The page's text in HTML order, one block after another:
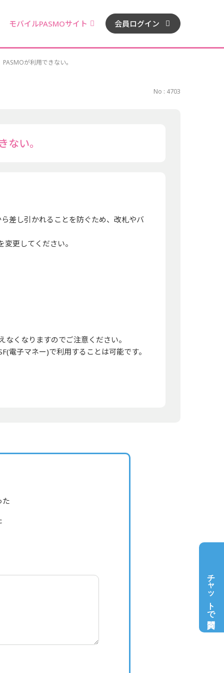
モバイルPASMOサイト 会員ログイン
チャットで質問
が利用できない。
No : 4703
い。
差し引かれることを防ぐため、改札やバ
更してください。
くなりますのでご注意ください。
子マネー)で利用することは可能です。
た